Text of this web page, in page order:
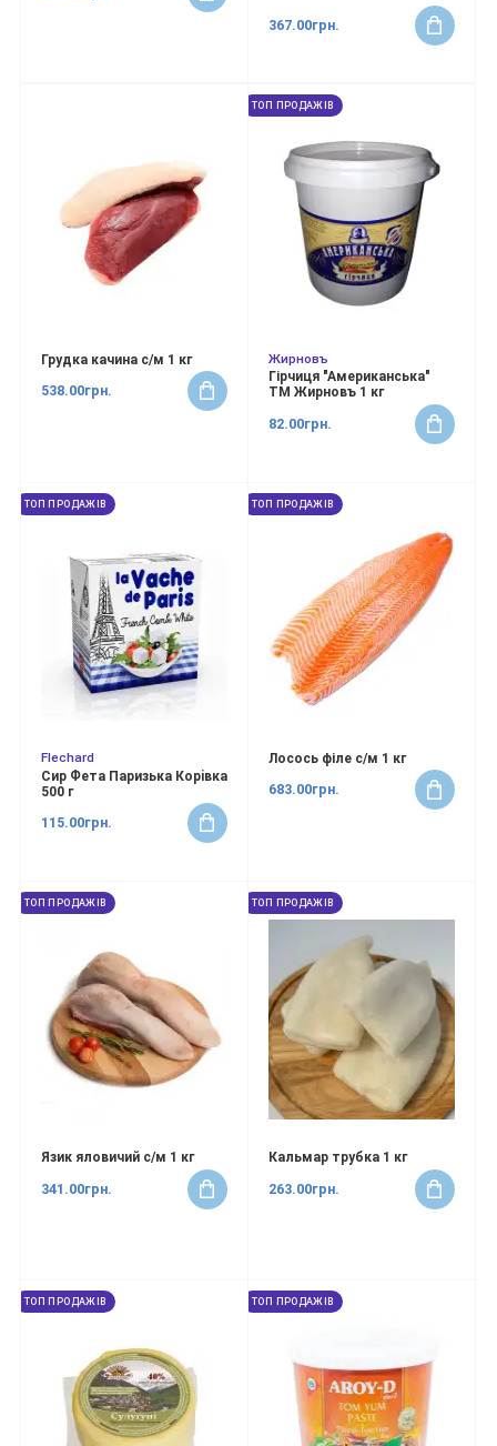
367.00грн.
Грудка качина с/м 1 кг
538.00грн.
ТОП ПРОДАЖІВ
Жирновъ
Гірчиця "Американська"
ТМ Жирновъ 1 кг
82.00грн.
ТОП ПРОДАЖІВ
Flechard
Сир Фета Паризька Корiвка
500 г
115.00грн.
ТОП ПРОДАЖІВ
Лосось філе с/м 1 кг
683.00грн.
ТОП ПРОДАЖІВ
Язик яловичий с/м 1 кг
341.00грн.
ТОП ПРОДАЖІВ
Кальмар трубка 1 кг
263.00грн.
ТОП ПРОДАЖІВ ТОП ПРОДАЖІВ